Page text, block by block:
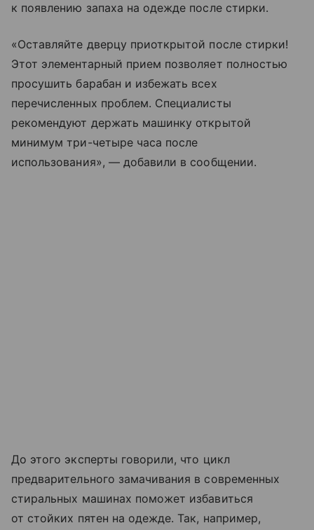
к появлению запаха на одежде после стирки.
«Оставляйте дверцу приоткрытой после стирки!
Этот элементарный прием позволяет полностью
просушить барабан и избежать всех
перечисленных проблем. Специалисты
рекомендуют держать машинку открытой
минимум три-четыре часа после
использования», — добавили в сообщении.
До этого эксперты говорили, что цикл
предварительного замачивания в современных
стиральных машинах поможет избавиться
от стойких пятен на одежде. Так, например,